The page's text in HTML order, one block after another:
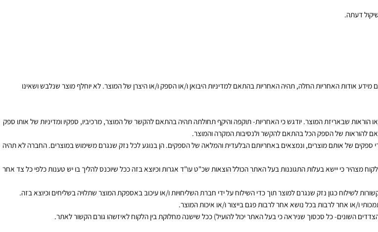
העניין ככל שייטען כן כאמור. תקום לחברה הזכות לבטל את העסקה ולהשיב את הסכומים וזאת ללא פיצוי כלשהו או תשלום
אודות האחריות החלה, תהיה האחריות בהתאם למדיניות היבואן ו/או הספק ו/או היצרן של המוצר. לא יוחלף מוצר שנלבש ושאינו
שבאריזת המוצר. יודגש כי האחריות- תוקפה והיקף תחולתה תהיה בהתאם להקשר של המוצר, מרכיביו, ספקיו ומדיניות של אותו ספק
של הספק הכל בהתאם להקשר ולנסיבות המקרה והמוצר.
של אותם מוצרים, ונמצאים באחריותם הבלעדית והמלאה של הספקים. הן בנוגע לכל נזק שנגרם משימוש במוצרים. החברה לא תהיה
כי יישא בעלות התגוננות בעל האתר הכולל הוצאות שכ"ט עו"ד אגרות וכיוצא בזה ככל שיוכנס להליך בו יש טענות כלפי כל צד אחר